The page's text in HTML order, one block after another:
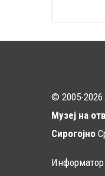
© 2005-
Музеј на
Сирогојно
Информатор